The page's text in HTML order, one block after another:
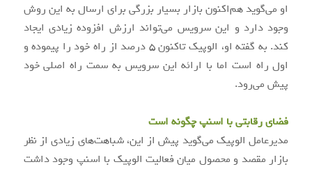
او می‌گوید هم‌اکنون بازار بسیار بزرگی برای ارسال به این روش
وجود دارد و این سرویس می‌تواند ارزش افزوده زیادی ایجاد
کند. به گفته او، الوپیک تاکنون ۵ درصد از راه خود را پیموده و
اول راه است اما با ارائه این سرویس به سمت راه اصلی خود
پیش می‌رود.
فضای رقابتی با اسنپ چگونه است
مدیرعامل الوپیک می‌گوید پیش از این، شباهت‌های زیادی از نظر
بازار مقصد و محصول میان فعالیت الوپیک با اسنپ وجود داشت